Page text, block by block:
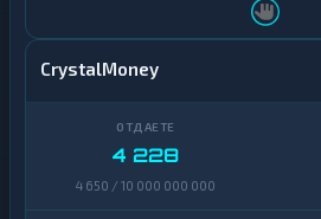
CrystalMoney
4 228
4 650 / 10 000 000 000